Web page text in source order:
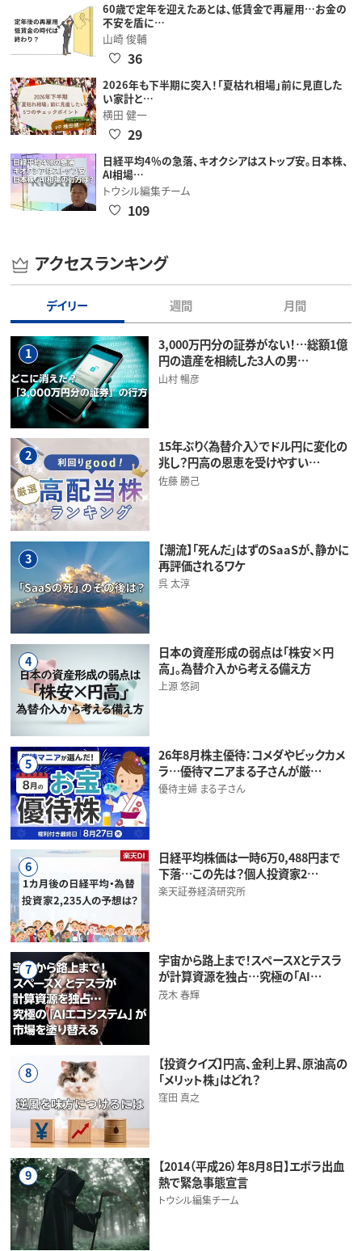
60歳で定年を迎えたあとは、低賃金で再雇用…お金の
不安を盾に…
山崎 俊輔
36
2026年も下半期に突入！「夏枯れ相場」前に見直した
い家計と…
横田 健一
29
日経平均4％の急落、キオクシアはストップ安。日本株、
AI相場…
トウシル編集チーム
109
アクセスランキング
デイリー 週間 月間
1
3,000万円分の証券がない！…総額1億
円の遺産を相続した3人の男…
山村 暢彦
2
15年ぶり〈為替介入〉でドル円に変化の
兆し？円高の恩恵を受けやすい…
佐藤 勝己
3
【潮流】「死んだ」はずのSaaSが、静かに
再評価されるワケ
呉 太淳
4
日本の資産形成の弱点は「株安×円
高」。為替介入から考える備え方
上源 悠詞
5
26年8月株主優待：コメダやビックカメ
ラ…優待マニアまる子さんが厳…
優待主婦 まる子さん
6
日経平均株価は一時6万0,488円まで
下落…この先は？個人投資家2…
楽天証券経済研究所
7
宇宙から路上まで！スペースXとテスラ
が計算資源を独占…究極の「AI…
茂木 春輝
8
【投資クイズ】円高、金利上昇、原油高の
「メリット株」はどれ？
窪田 真之
9
【2014（平成26）年8月8日】エボラ出血
熱で緊急事態宣言
トウシル編集チーム